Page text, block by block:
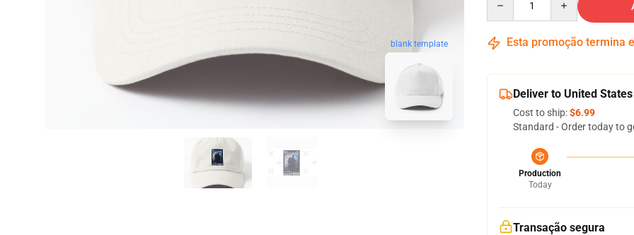
blank template Esta promoção termina
Deliver to United States
Cost to ship:$6.99
Standard - Order today to
Production
Today
Transação segura